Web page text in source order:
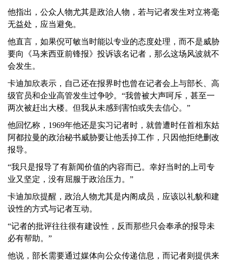
他指出，公众人物尤其是政治人物，若与记者发生对立将毫
无益处，应当避免。
他直言，如果倪可敏当时能以专业的态度处理，而不是威胁
要向《马来西亚前锋报》投诉该名记者，那么这场风波就不
会发生。
卡迪加欣表示，自己还在报界时也曾在记者会上与部长、高
级官员和企业高管发生过争吵。“我曾被大声呵斥，甚至一
两次被赶出大楼。但我从未感到害怕或失去信心。”
他回忆称，1969年他还是实习记者时，就曾遭时任首相东姑
阿都拉曼的政治秘书威胁要让他丢掉工作，只因他拒绝删改
报导。
“我只是报导了有新闻价值的内容而已。幸好当时的上司专
业又坚定，没有屈服于政治压力。”
卡迪加欣提醒，政治人物尤其是内阁成员，应该以礼貌和建
设性的方式与记者互动。
“记者的批评往往很有建设性，反而那些只会奉承的报导未
必有帮助。”
他说，部长需要通过媒体向公众传递信息，而记者则提供来